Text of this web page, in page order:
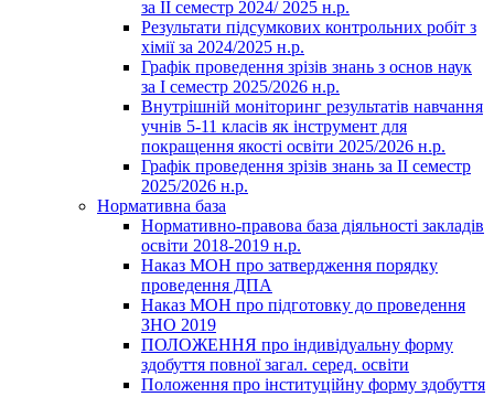
за ІІ семестр 2024/ 2025 н.р.
Результати підсумкових контрольних робіт з
хімії за 2024/2025 н.р.
Графік проведення зрізів знань з основ наук
за І семестр 2025/2026 н.р.
Внутрішній моніторинг результатів навчання
учнів 5-11 класів як інструмент для
покращення якості освіти 2025/2026 н.р.
Графік проведення зрізів знань за ІІ семестр
2025/2026 н.р.
Нормативна база
Нормативно-правова база діяльності закладів
освіти 2018-2019 н.р.
Наказ МОН про затвердження порядку
проведення ДПА
Наказ МОН про підготовку до проведення
ЗНО 2019
ПОЛОЖЕННЯ про індивідуальну форму
здобуття повної загал. серед. освіти
Положення про інституційну форму здобуття